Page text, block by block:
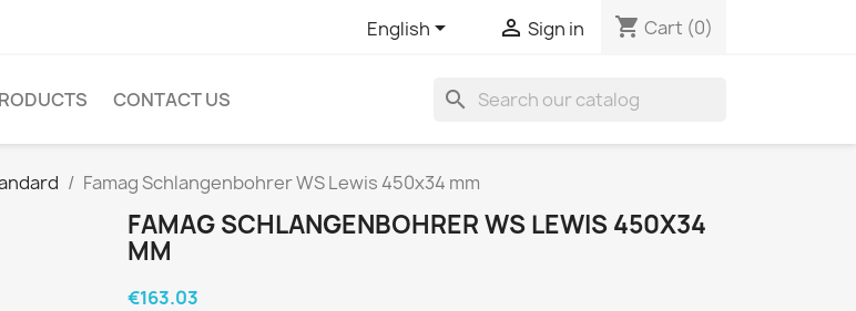
English  Sign in shopping_cart Cart (0)
CONTACT US search
Famag Schlangenbohrer WS Lewis 450x34 mm
FAMAG SCHLANGENBOHRER WS LEWIS 450X34
MM
€163.03